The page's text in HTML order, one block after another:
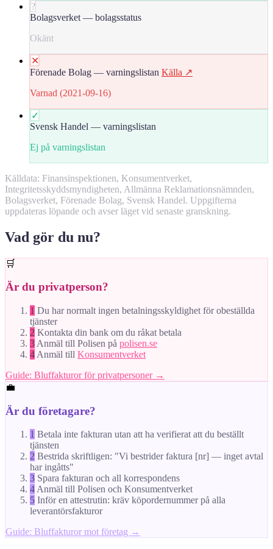
?
Bolagsverket — bolagsstatus
Okänt
✕
Förenade Bolag — varningslistan Källa ↗
Varnad (2021-09-16)
✓
Svensk Handel — varningslistan
Ej på varningslistan
Källdata: Finansinspektionen, Konsumentverket,
Integritetsskyddsmyndigheten, Allmänna Reklamationsnämnden,
Bolagsverket, Förenade Bolag, Svensk Handel. Uppgifterna
uppdateras löpande och avser läget vid senaste granskning.
Vad gör du nu?
🛒
Är du privatperson?
1 Du har normalt ingen betalningsskyldighet för obeställda
tjänster
2 Kontakta din bank om du råkat betala
3 Anmäl till Polisen på polisen.se
4 Anmäl till Konsumentverket
Guide: Bluffakturor för privatpersoner →
💼
Är du företagare?
1 Betala inte fakturan utan att ha verifierat att du beställt
tjänsten
2 Bestrida skriftligen: "Vi bestrider faktura [nr] — inget avtal
har ingåtts"
3 Spara fakturan och all korrespondens
4 Anmäl till Polisen och Konsumentverket
5 Inför en attestrutin: kräv köpordernummer på alla
leverantörsfakturor
Guide: Bluffakturor mot företag →